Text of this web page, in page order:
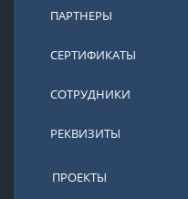
ПАРТНЕРЫ
СЕРТИФИКАТЫ
СОТРУДНИКИ
РЕКВИЗИТЫ
ПРОЕКТЫ